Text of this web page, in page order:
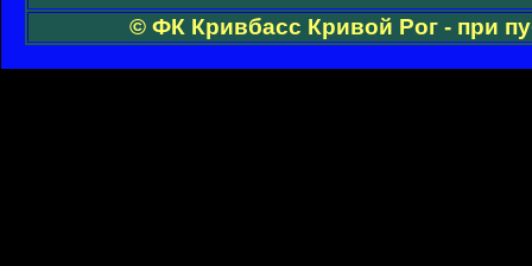
© ФК Кривбасс Кривой Рог - при